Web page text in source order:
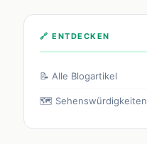
🔗 ENTDECKEN
📝 Alle Blogartikel
🗺️ Sehenswürdigkeiten